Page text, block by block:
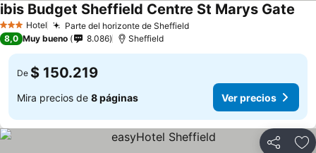
3 Estrellas
Hotel Parte del horizonte de Sheffield
ibis Budget Sheffield Centre St Marys Gate
8,0 Muy bueno 8.086 Sheffield
De $ 150.219
Mira precios de 8 páginas Ver precios
Compartir